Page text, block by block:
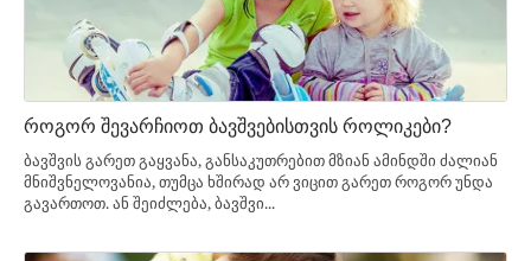
როგორ შევარჩიოთ ბავშვებისთვის როლიკები?
ბავშვის გარეთ გაყვანა, განსაკუთრებით მზიან ამინდში ძალიან
მნიშვნელოვანია, თუმცა ხშირად არ ვიცით გარეთ როგორ უნდა
გავართოთ. ან შეიძლება, ბავშვი...